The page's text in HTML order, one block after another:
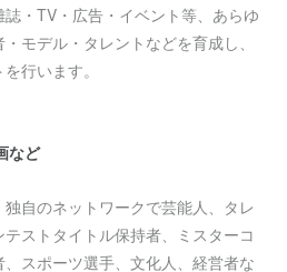
・TV・広告・イベント等、あらゆ
モデル・タレントなどを育成し、
行います。
など
自のネットワークで芸能人、タレ
ストタイトル保持者、ミスターコ
スポーツ選手、文化人、経営者な